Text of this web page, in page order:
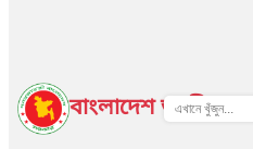
বাংলাদেশ জাতীয়